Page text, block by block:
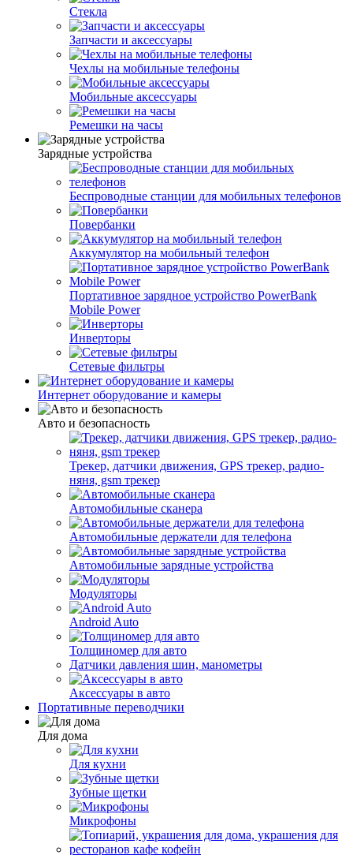
Стекла
Запчасти и аксессуары
Чехлы на мобильные телефоны
Мобильные аксессуары
Ремешки на часы
Зарядные устройства
Беспроводные станции для мобильных телефонов
Повербанки
Аккумулятор на мобильный телефон
Портативное зарядное устройство PowerBank
Mobile Power
Инверторы
Сетевые фильтры
Интернет оборудование и камеры
Авто и безопасность
Трекер, датчики движения, GPS трекер, радио-
няня, gsm трекер
Автомобильные сканера
Автомобильные держатели для телефона
Автомобильные зарядные устройства
Модуляторы
Android Auto
Толщиномер для авто
Датчики давления шин, манометры
Аксессуары в авто
Портативные переводчики
Для дома
Для кухни
Зубные щетки
Микрофоны